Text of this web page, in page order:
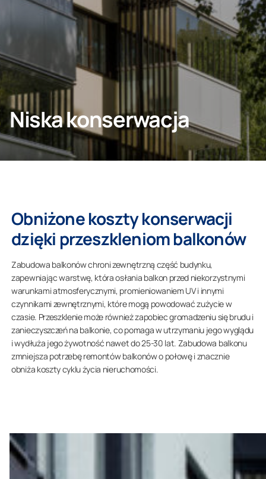
Klient indywidualny
O nas
SKONTAKTUJ SIĘ Z NAMI
Niska konserwacja
Obniżone koszty konserwacji
dzięki przeszkleniom balkonów
Zabudowa balkonów chroni zewnętrzną część budynku,
zapewniając warstwę, która osłania balkon przed niekorzystnymi
warunkami atmosferycznymi, promieniowaniem UV i innymi
czynnikami zewnętrznymi, które mogą powodować zużycie w
czasie. Przeszklenie może również zapobiec gromadzeniu się brudu i
zanieczyszczeń na balkonie, co pomaga w utrzymaniu jego wyglądu
i wydłuża jego żywotność nawet do 25-30 lat. Zabudowa balkonu
zmniejsza potrzebę remontów balkonów o połowę i znacznie
obniża koszty cyklu życia nieruchomości.